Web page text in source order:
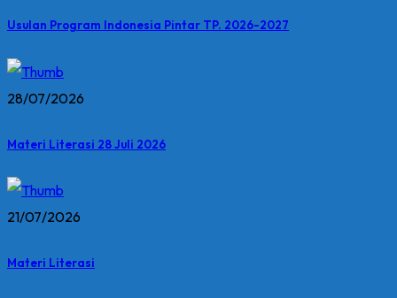
Usulan Program Indonesia Pintar TP. 2026-2027
28/07/2026
Materi Literasi 28 Juli 2026
21/07/2026
Materi Literasi